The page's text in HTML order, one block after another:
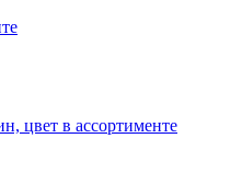
цвет в ассортименте